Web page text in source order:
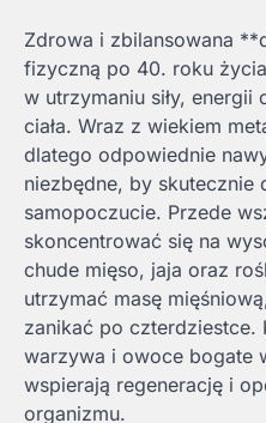
Zdrowa i zbilansowana
fizyczną po 40. roku
w utrzymaniu siły, energii
ciała. Wraz z wiekiem
dlatego odpowiednie
niezbędne, by
samopoczucie. Przede
skoncentrować się na
chude mięso, jaja oraz
utrzymać masę
zanikać po czterdziestce.
warzywa i owoce bogate
wspierają regenerację i
organizmu.